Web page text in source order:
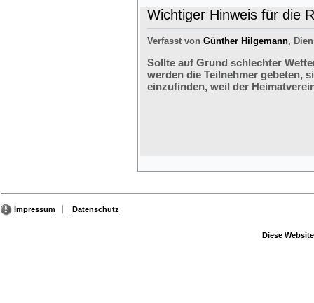
Wichtiger Hinweis für die
Verfasst von Günther Hilgemann,
Sollte auf Grund schlechter
werden die Teilnehmer gebeten,
einzufinden, weil der
Impressum Datenschutz
Diese